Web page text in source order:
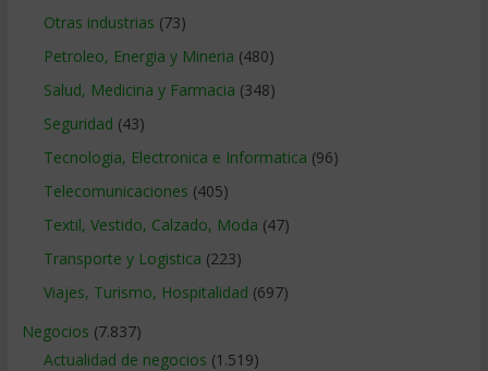
Otras industrias (73)
Petroleo, Energia y Mineria (480)
Salud, Medicina y Farmacia (348)
Seguridad (43)
Tecnologia, Electronica e Informatica (96)
Telecomunicaciones (405)
Textil, Vestido, Calzado, Moda (47)
Transporte y Logistica (223)
Viajes, Turismo, Hospitalidad (697)
Negocios (7.837)
Actualidad de negocios (1.519)